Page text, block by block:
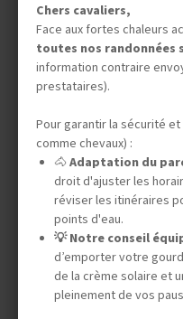
8
Chers cavaliers,
Face aux fortes chaleurs
toutes nos randonnées
information contraire
prestataires).
Pour garantir la sécurité
comme chevaux) :
🐴 Adaptation du
droit d'ajuster les
réviser les itinéraires
points d'eau.
💡 Notre conseil
d’emporter votre
de la crème solaire et
pleinement de vos